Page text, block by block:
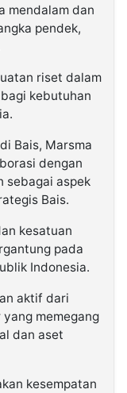
mendalam dan
pendek,
riset dalam
kebutuhan
Bais, Marsma
dengan
sebagai aspek
Bais.
kesatuan
pada
Indonesia.
aktif dari
memegang
dan aset
kesempatan